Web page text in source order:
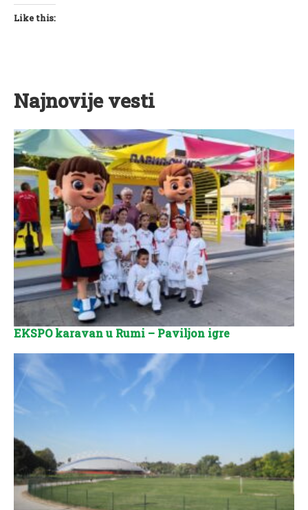
Like this:
Najnovije vesti
EKSPO karavan u Rumi – Paviljon igre